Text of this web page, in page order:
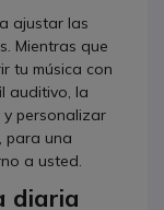
ajustar las
Mientras que
tu música con
auditivo, la
personalizar
para una
a usted.
diaria